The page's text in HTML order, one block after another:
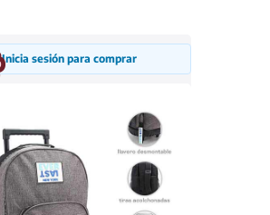
Inicia sesión para comprar